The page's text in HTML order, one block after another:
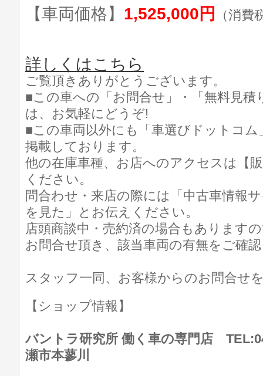
【車両価格】 1,525,000円 （消費
詳しくはこちら
ご覧頂きありがとうございます。
■この車への「お問合せ」・「無料見積
は、お気軽にどうぞ!
■この車両以外にも「車選びドットコ
掲載しております。
他の在庫車種、お店へのアクセスは【
ください。
問合わせ・来店の際には「中古車情報
を見た」とお伝えください。
店頭商談中・売約済の場合もあります
お問合せ頂き、該当車両の有無をご確
スタッフ一同、お客様からのお問合せ
【ショップ情報】
バントラ研究所 働く車の専門店
瀬市本蓼川